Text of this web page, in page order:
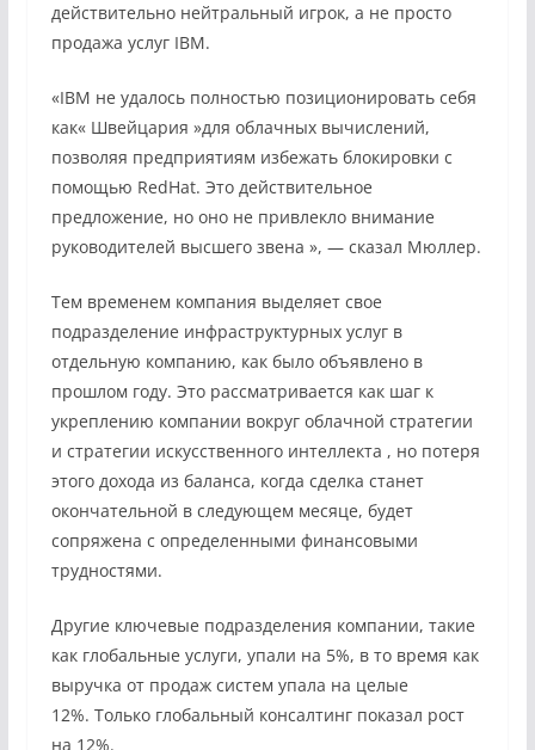
действительно нейтральный игрок, а не просто
продажа услуг IBM.
«IBM не удалось полностью позиционировать себя
как« Швейцария »для облачных вычислений,
позволяя предприятиям избежать блокировки с
помощью RedHat. Это действительное
предложение, но оно не привлекло внимание
руководителей высшего звена », — сказал Мюллер.
Тем временем компания выделяет свое
подразделение инфраструктурных услугв
отдельную компанию, как было объявлено в
прошлом году. Это рассматривается как шаг к
укреплению компании вокруг облачной стратегии
и стратегии искусственного интеллекта , но потеря
этого дохода из баланса, когда сделка станет
окончательной в следующем месяце, будет
сопряжена с определенными финансовыми
трудностями.
Другие ключевые подразделения компании, такие
как глобальные услуги, упали на 5%, в то время как
выручка от продаж систем упала на целые
12%. Только глобальный консалтинг показал рост
на 12%.